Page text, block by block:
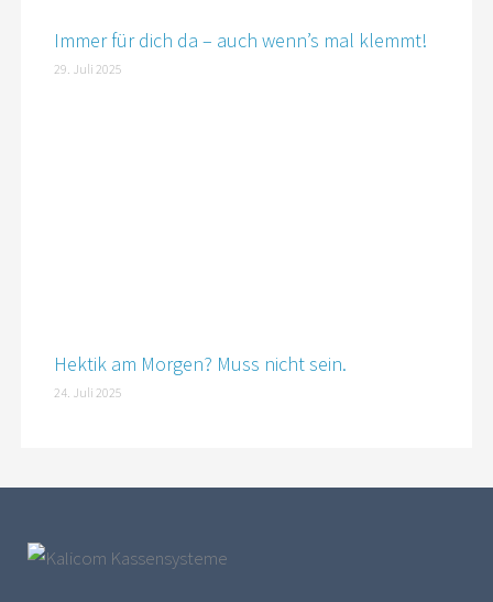
Immer für dich da – auch wenn’s mal klemmt!
29. Juli 2025
Hektik am Morgen? Muss nicht sein.
24. Juli 2025